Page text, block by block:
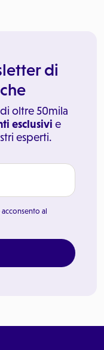
di
oltre 50mila
esclusivi e
esperti.
acconsento al